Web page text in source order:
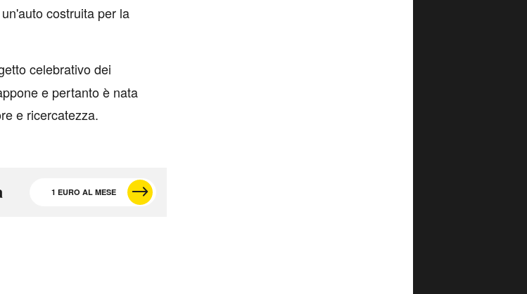
costruita per la
celebrativo dei
e pertanto è nata
e ricercatezza.
1 EURO AL MESE